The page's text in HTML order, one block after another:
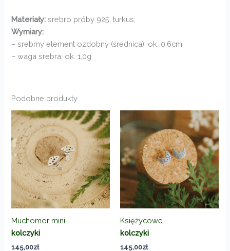
Materiały: srebro próby 925, turkus;
Wymiary:
– srebrny element ozdobny (średnica): ok. 0,6cm
– waga srebra: ok. 1,0g
Podobne produkty
Muchomor mini
kolczyki
145,00zł
Księżycowe
kolczyki
145,00zł